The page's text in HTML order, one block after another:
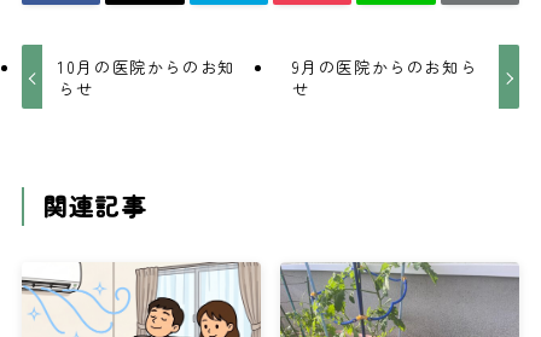
10月の医院からのお知
らせ
9月の医院からのお知ら
せ
関連記事